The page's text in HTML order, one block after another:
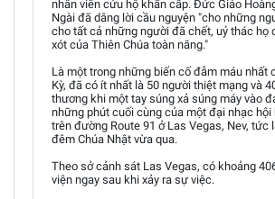
nhân viên cứu hộ khẩn cấp. Đức Giáo
Ngài đã dâng lời cầu nguyện "cho những
cho tất cả những người đã chết, uỷ thác họ
xót của Thiên Chúa toàn năng."
Là một trong những biến cố đẫm máu nhất
Kỳ, đã có ít nhất là 50 người thiệt mạng và
thương khi một tay súng xả súng máy vào
những phút cuối cùng của một đại nhạc hội
trên đường Route 91 ở Las Vegas, Nev, tức
đêm Chúa Nhật vừa qua.
Theo sở cảnh sát Las Vegas, có khoảng
viện ngay sau khi xảy ra sự việc.